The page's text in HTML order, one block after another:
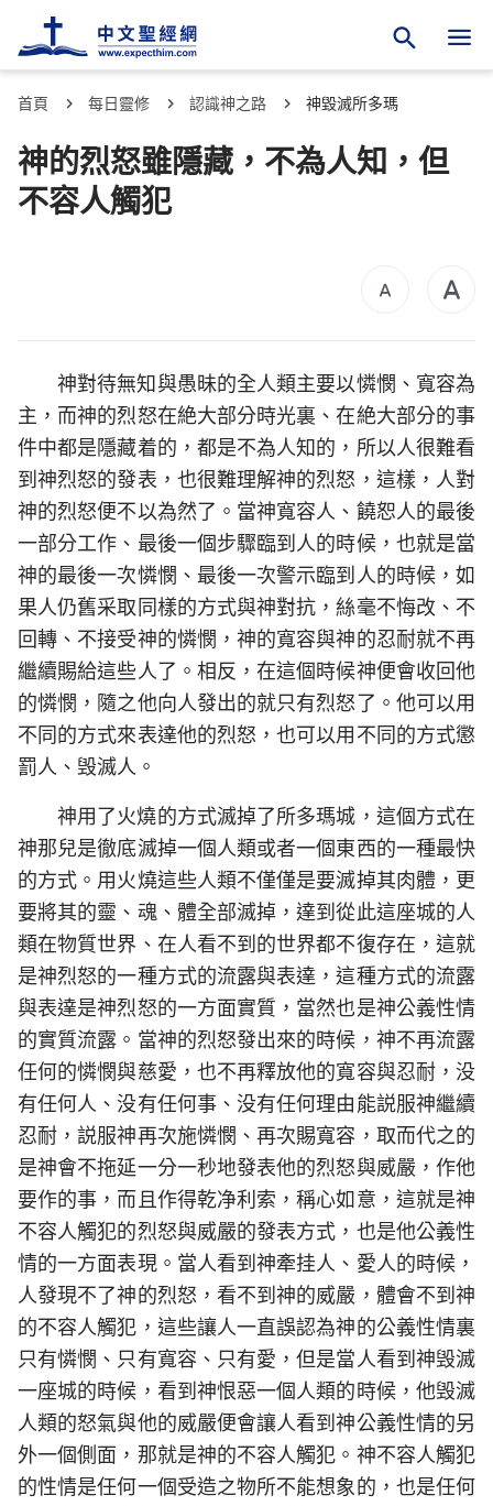
首頁 每日靈修 認識神之路 神毀滅所多瑪
神的烈怒雖隱藏，不為人知，但
不容人觸犯
神對待無知與愚昧的全人類主要以憐憫、寬容為
主，而神的烈怒在絶大部分時光裏、在絶大部分的事
件中都是隱藏着的，都是不為人知的，所以人很難看
到神烈怒的發表，也很難理解神的烈怒，這樣，人對
神的烈怒便不以為然了。當神寬容人、饒恕人的最後
一部分工作、最後一個步驟臨到人的時候，也就是當
神的最後一次憐憫、最後一次警示臨到人的時候，如
果人仍舊采取同樣的方式與神對抗，絲毫不悔改、不
回轉、不接受神的憐憫，神的寬容與神的忍耐就不再
繼續賜給這些人了。相反，在這個時候神便會收回他
的憐憫，隨之他向人發出的就只有烈怒了。他可以用
不同的方式來表達他的烈怒，也可以用不同的方式懲
罰人、毁滅人。
神用了火燒的方式滅掉了所多瑪城，這個方式在
神那兒是徹底滅掉一個人類或者一個東西的一種最快
的方式。用火燒這些人類不僅僅是要滅掉其肉體，更
要將其的靈、魂、體全部滅掉，達到從此這座城的人
類在物質世界、在人看不到的世界都不復存在，這就
是神烈怒的一種方式的流露與表達，這種方式的流露
與表達是神烈怒的一方面實質，當然也是神公義性情
的實質流露。當神的烈怒發出來的時候，神不再流露
任何的憐憫與慈愛，也不再釋放他的寬容與忍耐，没
有任何人、没有任何事、没有任何理由能説服神繼續
忍耐，説服神再次施憐憫、再次賜寬容，取而代之的
是神會不拖延一分一秒地發表他的烈怒與威嚴，作他
要作的事，而且作得乾净利索，稱心如意，這就是神
不容人觸犯的烈怒與威嚴的發表方式，也是他公義性
情的一方面表現。當人看到神牽挂人、愛人的時候，
人發現不了神的烈怒，看不到神的威嚴，體會不到神
的不容人觸犯，這些讓人一直誤認為神的公義性情裏
只有憐憫、只有寬容、只有愛，但是當人看到神毁滅
一座城的時候，看到神恨惡一個人類的時候，他毁滅
人類的怒氣與他的威嚴便會讓人看到神公義性情的另
外一個側面，那就是神的不容人觸犯。神不容人觸犯
的性情是任何一個受造之物所不能想象的，也是任何